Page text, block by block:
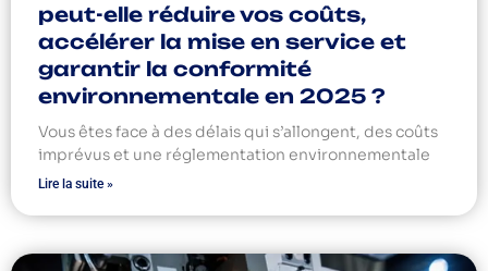
peut-elle réduire vos coûts,
accélérer la mise en service et
garantir la conformité
environnementale en 2025 ?
Vous êtes face à des délais qui s’allongent, des coûts
imprévus et une réglementation environnementale
Lire la suite »